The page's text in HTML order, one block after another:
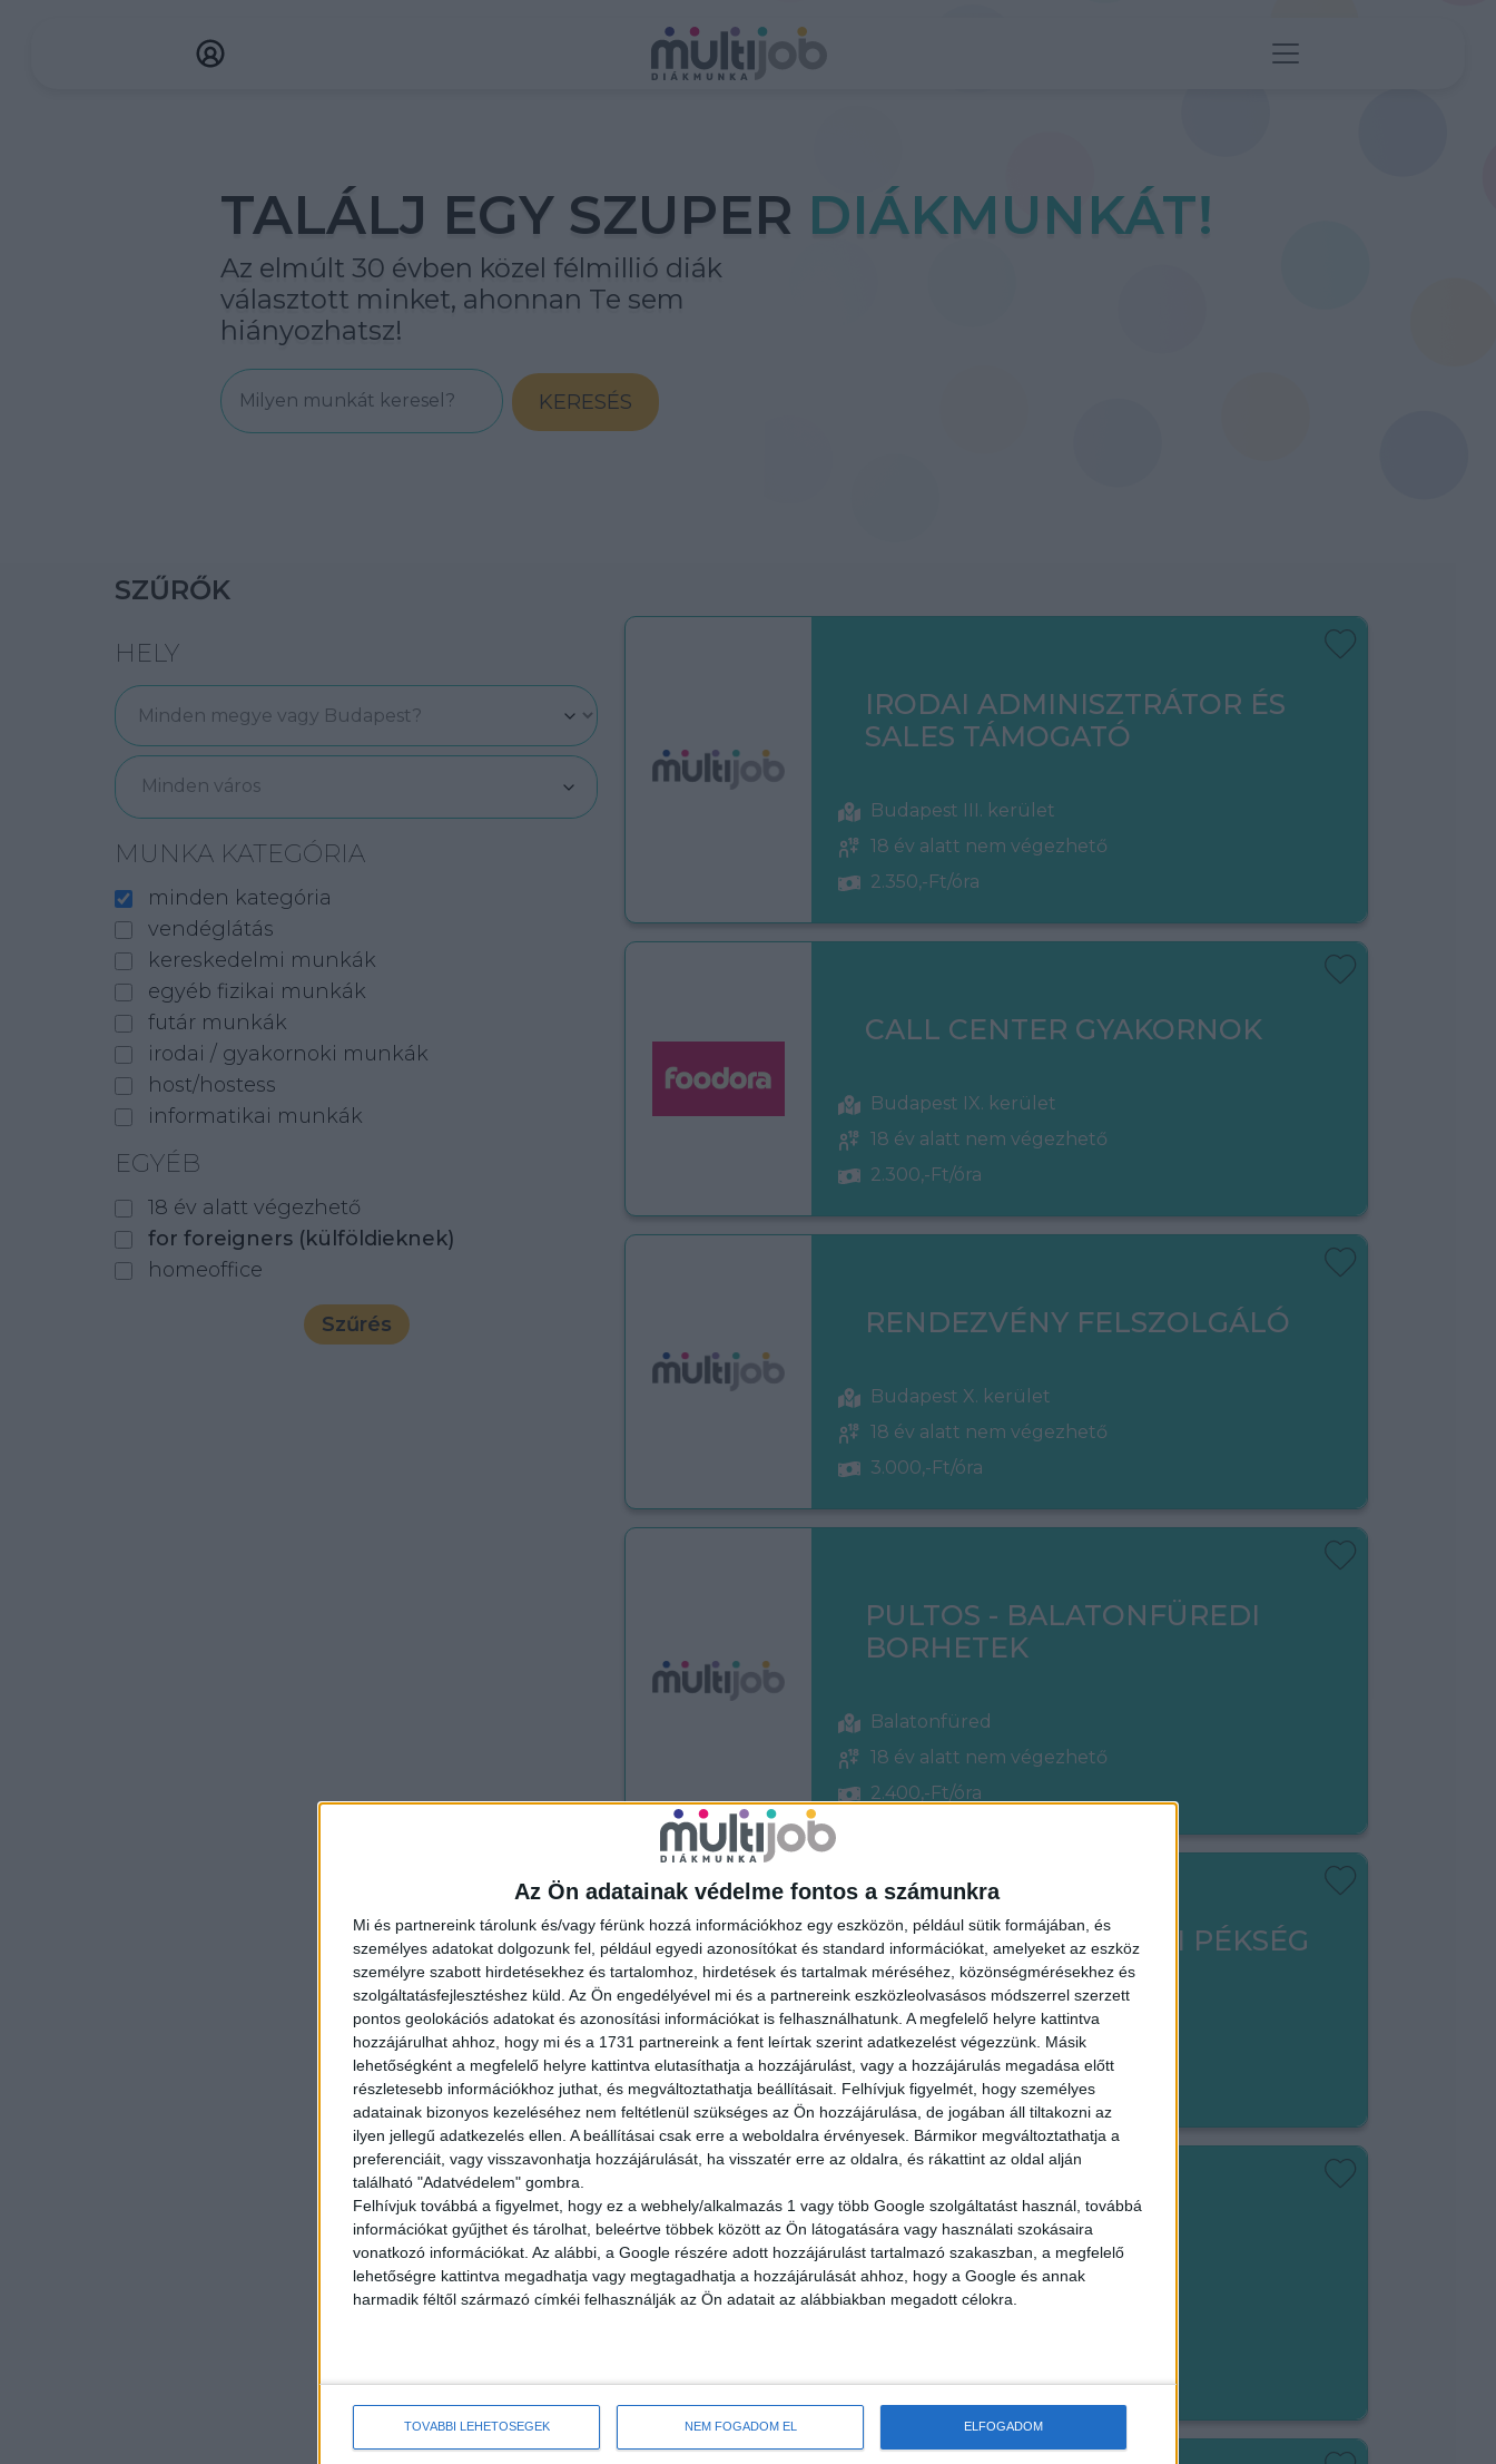
Az Ön adatainak védelme fontos a számunkra
Mi és partnereink tárolunk és/vagy férünk hozzá információkhoz egy eszközön, például sütik formájában, és
személyes adatokat dolgozunk fel, például egyedi azonosítókat és standard információkat, amelyeket az eszköz
személyre szabott hirdetésekhez és tartalomhoz, hirdetések és tartalmak méréséhez, közönségmérésekhez és
szolgáltatásfejlesztéshez küld. Az Ön engedélyével mi és a partnereink eszközleolvasásos módszerrel szerzett
pontos geolokációs adatokat és azonosítási információkat is felhasználhatunk. A megfelelő helyre kattintva
hozzájárulhat ahhoz, hogy mi és a 1731 partnereink a fent leírtak szerint adatkezelést végezzünk. Másik
lehetőségként a megfelelő helyre kattintva elutasíthatja a hozzájárulást, vagy a hozzájárulás megadása előtt
részletesebb információkhoz juthat, és megváltoztathatja beállításait. Felhívjuk figyelmét, hogy személyes
adatainak bizonyos kezeléséhez nem feltétlenül szükséges az Ön hozzájárulása, de jogában áll tiltakozni az
ilyen jellegű adatkezelés ellen. A beállításai csak erre a weboldalra érvényesek. Bármikor megváltoztathatja a
preferenciáit, vagy visszavonhatja hozzájárulását, ha visszatér erre az oldalra, és rákattint az oldal alján
található "Adatvédelem" gombra.
Felhívjuk továbbá a figyelmet, hogy ez a webhely/alkalmazás 1 vagy több Google szolgáltatást használ, továbbá
információkat gyűjthet és tárolhat, beleértve többek között az Ön látogatására vagy használati szokásaira
vonatkozó információkat. Az alábbi, a Google részére adott hozzájárulást tartalmazó szakaszban, a megfelelő
lehetőségre kattintva megadhatja vagy megtagadhatja a hozzájárulását ahhoz, hogy a Google és annak
harmadik féltől származó címkéi felhasználják az Ön adatait az alábbiakban megadott célokra.
TOVÁBBI LEHETŐSÉGEK NEM FOGADOM EL ELFOGADOM
TALÁLJ EGY SZUPER DIÁKMUNKÁT!
Az elmúlt 30 évben közel félmillió diák
választott minket, ahonnan Te sem
hiányozhatsz!
KERESÉS
IRODAI ADMINISZTRÁTOR ÉS
SALES TÁMOGATÓ
Budapest III. kerület
18 év alatt nem végezhető
2.350,-Ft/óra
CALL CENTER GYAKORNOK
Budapest IX. kerület
18 év alatt nem végezhető
2.300,-Ft/óra
RENDEZVÉNY FELSZOLGÁLÓ
Budapest X. kerület
18 év alatt nem végezhető
3.000,-Ft/óra
PULTOS - BALATONFÜREDI
BORHETEK
Balatonfüred
18 év alatt nem végezhető
2.400,-Ft/óra
BOLTI ELADÓ - LIPÓTI PÉKSÉG
Budapest XI. kerület
18 év alatt nem végezhető
2.500,-Ft/óra
ÜZEMI KISEGÍTŐ
Seregélyes
2.100-2.730,-Ft/óra
SZŰRŐK
HELY
Minden város
MUNKA KATEGÓRIA
minden kategória
vendéglátás
kereskedelmi munkák
egyéb fizikai munkák
futár munkák
irodai / gyakornoki munkák
host/hostess
informatikai munkák
EGYÉB
18 év alatt végezhető
for foreigners (külföldieknek)
homeoffice
Szűrés